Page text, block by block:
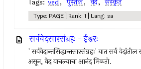
Tags: ved, पुस्तक, वेद, संस्कृत
Type: PAGE | Rank: 1 | Lang: sa
सर्ववेदसारसंग्रहः - ईश्वरः
' सर्ववेदान्तसिद्धान्तसारसंग्रहः' यात सर्व
असून, वेद वाचल्याचा आनंद मिळतो.